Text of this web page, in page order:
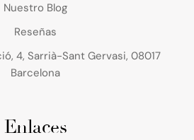
Nuestro Blog
Reseñas
4, Sarrià-Sant Gervasi, 08017
Barcelona
Enlaces